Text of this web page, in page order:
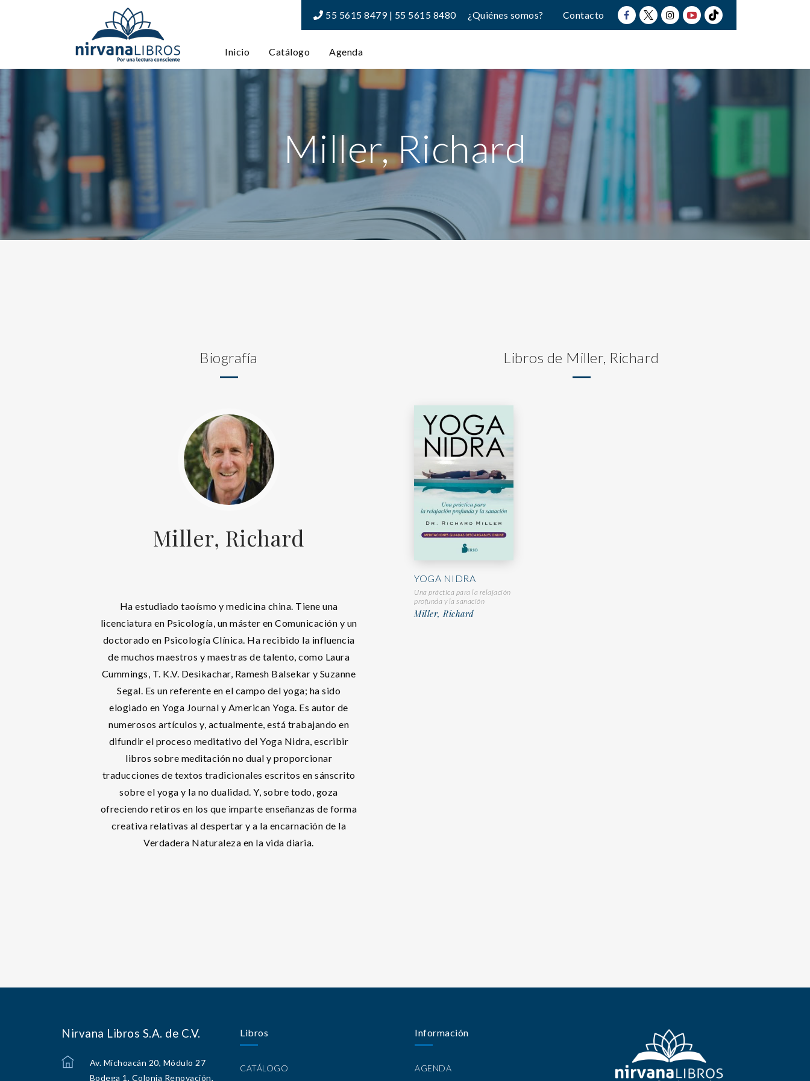
55 5615 8479 | 55 5615 8480 ¿Quiénes somos? Contacto
Inicio Catálogo Agenda
Miller, Richard
Biografía
Miller, Richard
Ha estudiado taoísmo y medicina china. Tiene una
licenciatura en Psicología, un máster en Comunicación y un
doctorado en Psicología Clínica. Ha recibido la influencia
de muchos maestros y maestras de talento, como Laura
Cummings, T. K.V. Desikachar, Ramesh Balsekar y Suzanne
Segal. Es un referente en el campo del yoga; ha sido
elogiado en Yoga Journal y American Yoga. Es autor de
numerosos artículos y, actualmente, está trabajando en
difundir el proceso meditativo del Yoga Nidra, escribir
libros sobre meditación no dual y proporcionar
traducciones de textos tradicionales escritos en sánscrito
sobre el yoga y la no dualidad. Y, sobre todo, goza
ofreciendo retiros en los que imparte enseñanzas de forma
creativa relativas al despertar y a la encarnación de la
Verdadera Naturaleza en la vida diaria.
Libros de Miller, Richard
YOGA NIDRA
Una práctica para la relajación
profunda y la sanación
Miller, Richard
Nirvana Libros S.A. de C.V.
Av. Michoacán 20, Módulo 27
Bodega 1, Colonia Renovación,
Libros
CATÁLOGO
Información
AGENDA